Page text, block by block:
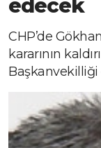
edecek
CHP’de
kararının